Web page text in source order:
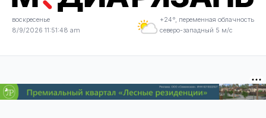
воскресенье
8/9/2026 11:51:48 am
+24°, переменная облачность
северо-западный 5 м/с